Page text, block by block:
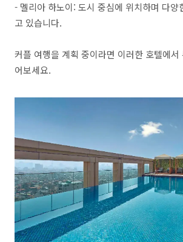
- 멜리아 하노이: 도시 중심에 위치하며 다양
고 있습니다.
커플 여행을 계획 중이라면 이러한 호텔에서
어보세요.